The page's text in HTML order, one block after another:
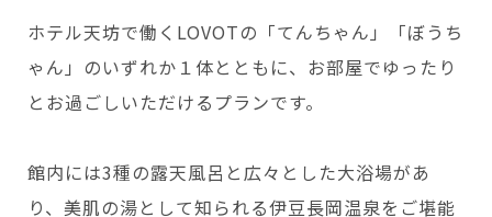
ホテル天坊で働くLOVOTの「てんちゃん」「ぼうち
ゃん」のいずれか１体とともに、お部屋でゆったり
とお過ごしいただけるプランです。
館内には3種の露天風呂と広々とした大浴場があ
り、美肌の湯として知られる伊豆長岡温泉をご堪能